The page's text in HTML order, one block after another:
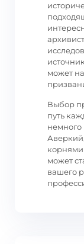
может
Выбор
путь
немного
корнями
может
вашего